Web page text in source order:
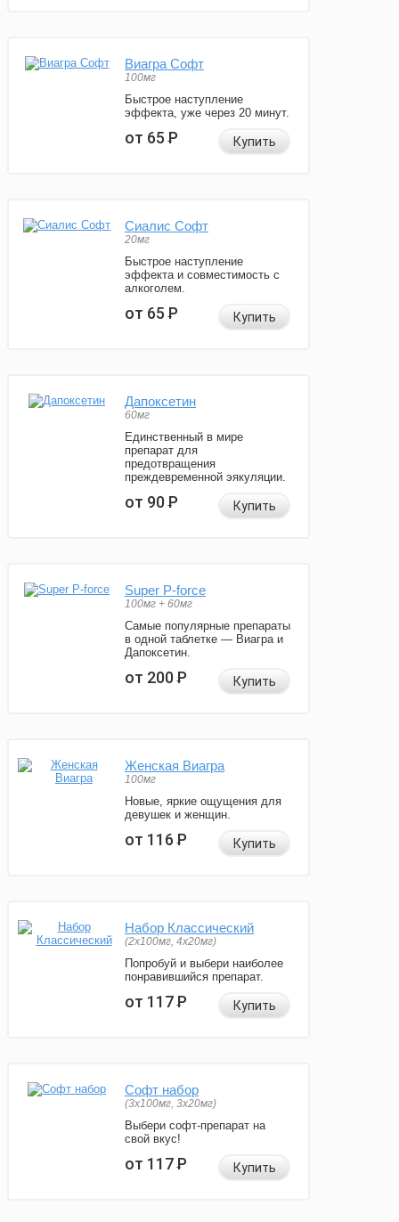
Виагра Софт
100мг
Быстрое наступление
эффекта, уже через 20 минут.
от 65Р Купить
Сиалис Софт
20мг
Быстрое наступление
эффекта и совместимость с
алкоголем.
от 65Р Купить
Дапоксетин
60мг
Единственный в мире
препарат для
предотвращения
преждевременной эякуляции.
от 90Р Купить
Super P-force
100мг + 60мг
Самые популярные препараты
в одной таблетке — Виагра и
Дапоксетин.
от 200Р Купить
Женская Виагра
100мг
Новые, яркие ощущения для
девушек и женщин.
от 116Р Купить
Набор Классический
(2x100мг, 4x20мг)
Попробуй и выбери наиболее
понравившийся препарат.
от 117Р Купить
Софт набор
(3x100мг, 3x20мг)
Выбери софт-препарат на
свой вкус!
от 117Р Купить